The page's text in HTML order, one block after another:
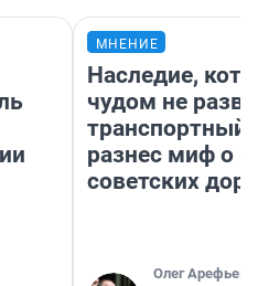
МНЕНИЕ
Наследие,
чудом не
транспортный
разнес миф о
советских
Олег Арефьев